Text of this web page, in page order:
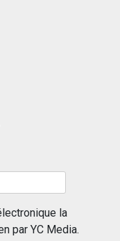
la
par YC Media.